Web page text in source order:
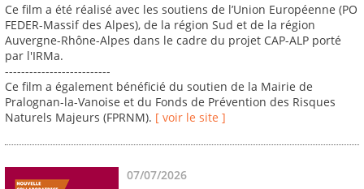
Ce film a été réalisé avec les soutiens de l’Union Européenne (PO
FEDER-Massif des Alpes), de la région Sud et de la région
Auvergne-Rhône-Alpes dans le cadre du projet CAP-ALP porté
par l'IRMa.
--------------------------
Ce film a également bénéficié du soutien de la Mairie de
Pralognan-la-Vanoise et du Fonds de Prévention des Risques
Naturels Majeurs (FPRNM). [ voir le site ]
07/07/2026